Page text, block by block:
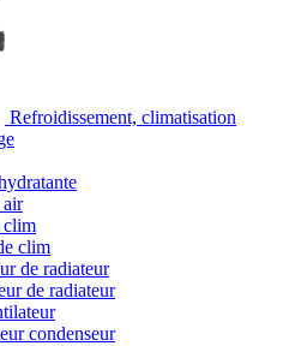
Refroidissement, climatisation
air
clim
clim
de radiateur
de radiateur
condenseur